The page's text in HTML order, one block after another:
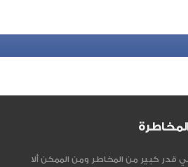
قدر كبير من المخاطر ومن الممكن ألا